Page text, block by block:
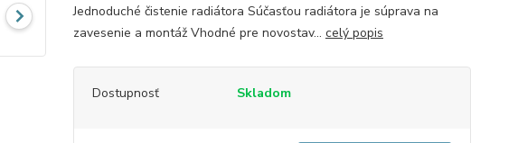
Jednoduché čistenie radiátora Súčasťou radiátora je súprava na
zavesenie a montáž Vhodné pre novostav... celý popis
Dostupnosť Skladom